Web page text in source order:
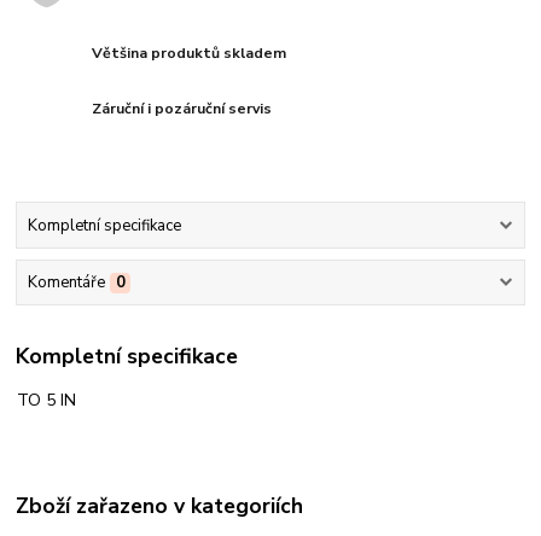
Většina produktů skladem
Záruční i pozáruční servis
Kompletní specifikace
Komentáře 0
Kompletní specifikace
TO 5 IN
Zboží zařazeno v kategoriích